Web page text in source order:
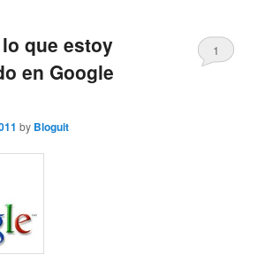
que estoy
en Google
by Bloguit
1